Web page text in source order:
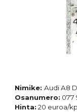
Nimike:Audi A8
Osanumero: 077
Hinta: 20 euroa/